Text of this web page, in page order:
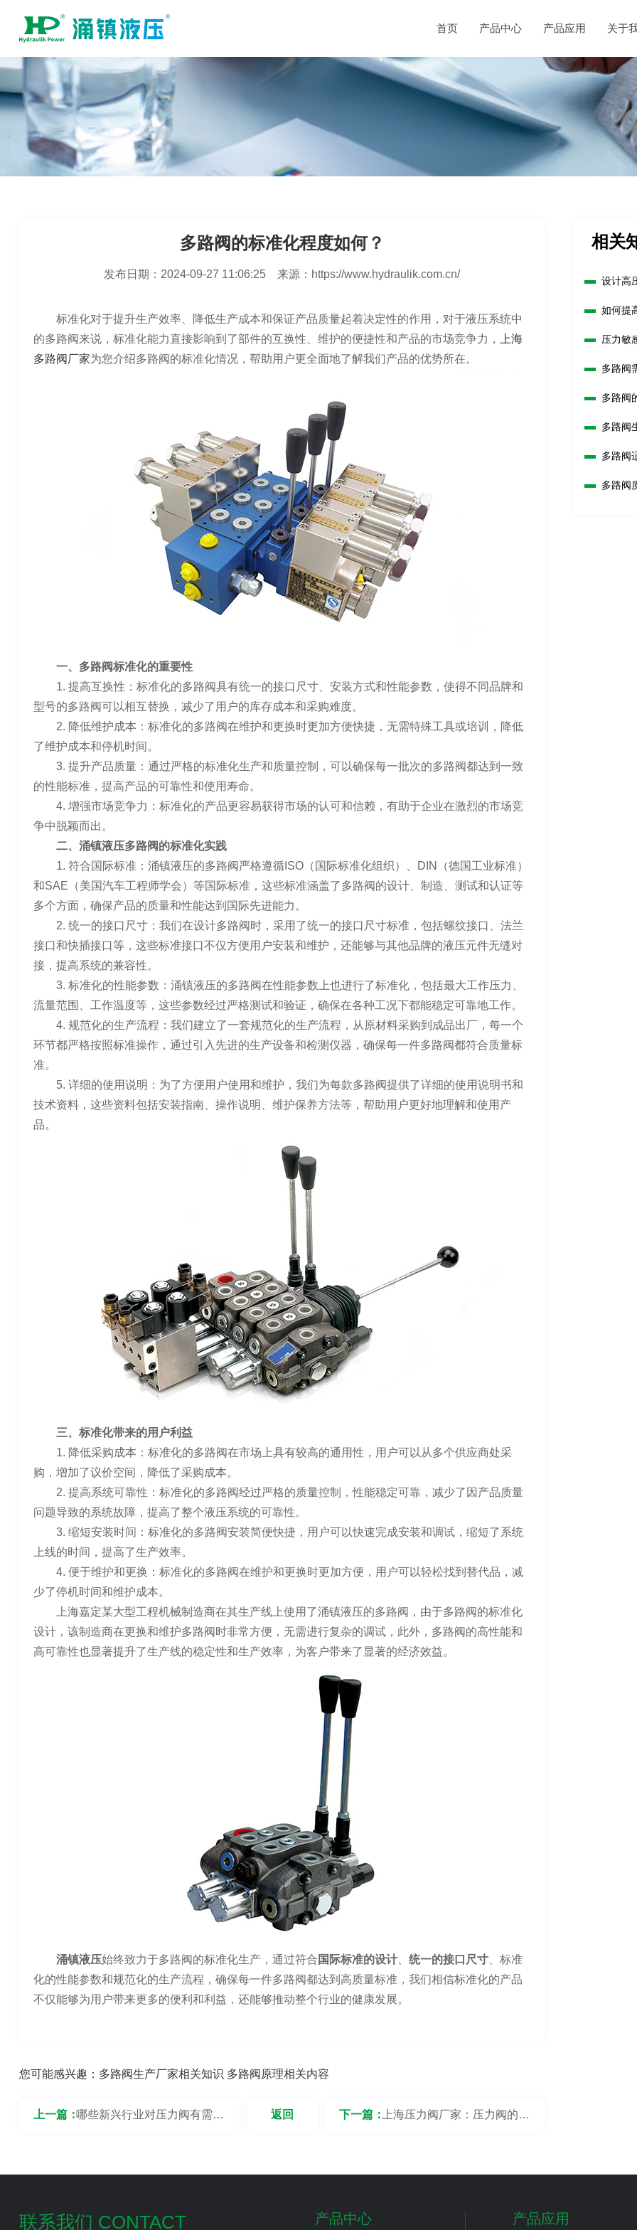
首页 产品中心 产品应用 关于
多路阀的标准化程度如何？
发布日期： 2024-09-27 11:06:25 来源： https://www.hydraulik.com.cn/
标准化对于提升生产效率、降低生产成本和保证产品质量起着决定性的作用，对于液压系统中
的多路阀来说，标准化能力直接影响到了部件的互换性、维护的便捷性和产品的市场竞争力，
上海
多路阀厂家为您介绍多路阀的标准化情况，帮助用户更全面地了解我们产品的优势所在。
一、多路阀标准化的重要性
1. 提高互换性：标准化的多路阀具有统一的接口尺寸、安装方式和性能参数，使得不同品牌和
型号的多路阀可以相互替换，减少了用户的库存成本和采购难度。
2. 降低维护成本：标准化的多路阀在维护和更换时更加方便快捷，无需特殊工具或培训，降低
了维护成本和停机时间。
3. 提升产品质量：通过严格的标准化生产和质量控制，可以确保每一批次的多路阀都达到一致
的性能标准，提高产品的可靠性和使用寿命。
4. 增强市场竞争力：标准化的产品更容易获得市场的认可和信赖，有助于企业在激烈的市场竞
争中脱颖而出。
二、涌镇液压多路阀的标准化实践
1. 符合国际标准：涌镇液压的多路阀严格遵循ISO（国际标准化组织）、DIN（德国工业标准）
和SAE（美国汽车工程师学会）等国际标准，这些标准涵盖了多路阀的设计、制造、测试和认证等
多个方面，确保产品的质量和性能达到国际先进能力。
2. 统一的接口尺寸：我们在设计多路阀时，采用了统一的接口尺寸标准，包括螺纹接口、法兰
接口和快插接口等，这些标准接口不仅方便用户安装和维护，还能够与其他品牌的液压元件无缝对
接，提高系统的兼容性。
3. 标准化的性能参数：涌镇液压的多路阀在性能参数上也进行了标准化，包括最大工作压力、
流量范围、工作温度等，这些参数经过严格测试和验证，确保在各种工况下都能稳定可靠地工作。
4. 规范化的生产流程：我们建立了一套规范化的生产流程，从原材料采购到成品出厂，每一个
环节都严格按照标准操作，通过引入先进的生产设备和检测仪器，确保每一件多路阀都符合质量标
准。
5. 详细的使用说明：为了方便用户使用和维护，我们为每款多路阀提供了详细的使用说明书和
技术资料，这些资料包括安装指南、操作说明、维护保养方法等，帮助用户更好地理解和使用产
品。
三、标准化带来的用户利益
1. 降低采购成本：标准化的多路阀在市场上具有较高的通用性，用户可以从多个供应商处采
购，增加了议价空间，降低了采购成本。
2. 提高系统可靠性：标准化的多路阀经过严格的质量控制，性能稳定可靠，减少了因产品质量
问题导致的系统故障，提高了整个液压系统的可靠性。
3. 缩短安装时间：标准化的多路阀安装简便快捷，用户可以快速完成安装和调试，缩短了系统
上线的时间，提高了生产效率。
4. 便于维护和更换：标准化的多路阀在维护和更换时更加方便，用户可以轻松找到替代品，减
少了停机时间和维护成本。
上海嘉定某大型工程机械制造商在其生产线上使用了涌镇液压的多路阀，由于多路阀的标准化
设计，该制造商在更换和维护多路阀时非常方便，无需进行复杂的调试，此外，多路阀的高性能和
高可靠性也显著提升了生产线的稳定性和生产效率，为客户带来了显著的经济效益。
涌镇液压始终致力于多路阀的标准化生产，通过符合 国际标准的设计、 统一的接口尺寸、标准
化的性能参数和规范化的生产流程，确保每一件多路阀都达到高质量标准，我们相信标准化的产品
不仅能够为用户带来更多的便利和利益，还能够推动整个行业的健康发展。
您可能感兴趣： 多路阀生产厂家相关知识 多路阀原理相关内容
上一篇：哪些新兴行业对压力阀有需 下一篇： 上海压力阀厂家：压力阀的回
返回
相关
设计高
如何提
压力敏
多路阀
多路阀
多路阀
多路阀
多路阀
联系我们 CONTACT 产品中心 产品应用